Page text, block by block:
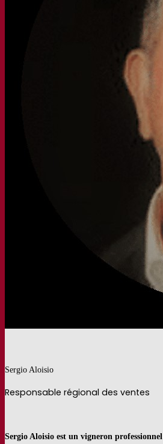
Sergio Aloisio
Responsable régional des ventes
Sergio Aloisio est un vigneron professionnel